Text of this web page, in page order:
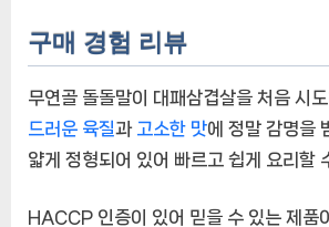
구매 경험 리뷰
무연골 돌돌말이 대패삼겹살을 처음 시
드러운 육질과 고소한 맛에 정말 감명을
얇게 정형되어 있어 빠르고 쉽게 요리할
HACCP 인증이 있어 믿을 수 있는 제품